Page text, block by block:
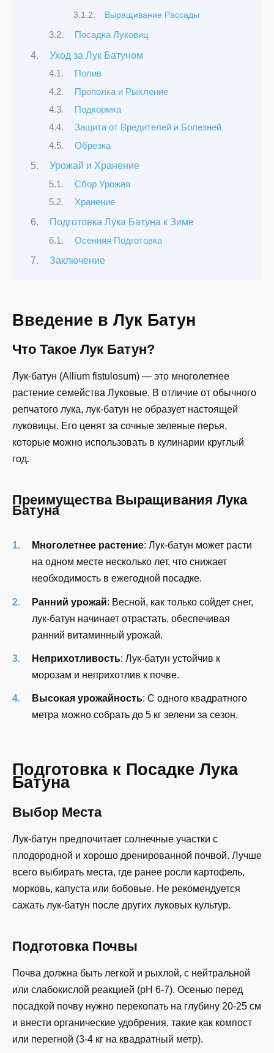
Выращивание Рассады
Посадка Луковиц
Уход за Лук Батуном
Полив
Прополка и Рыхление
Подкормка
Защита от Вредителей и Болезней
Обрезка
Урожай и Хранение
Сбор Урожая
Хранение
Подготовка Лука Батуна к Зиме
Осенняя Подготовка
Заключение
Введение в Лук Батун
Что Такое Лук Батун?
Лук-батун (Allium fistulosum) — это многолетнее
растение семейства Луковые. В отличие от обычного
репчатого лука, лук-батун не образует настоящей
луковицы. Его ценят за сочные зеленые перья,
которые можно использовать в кулинарии круглый
год.
Преимущества Выращивания Лука
Батуна
Многолетнее растение: Лук-батун может расти
на одном месте несколько лет, что снижает
необходимость в ежегодной посадке.
Ранний урожай: Весной, как только сойдет снег,
лук-батун начинает отрастать, обеспечивая
ранний витаминный урожай.
Неприхотливость: Лук-батун устойчив к
морозам и неприхотлив к почве.
Высокая урожайность: С одного квадратного
метра можно собрать до 5 кг зелени за сезон.
Подготовка к Посадке Лука
Батуна
Выбор Места
Лук-батун предпочитает солнечные участки с
плодородной и хорошо дренированной почвой. Лучше
всего выбирать места, где ранее росли картофель,
морковь, капуста или бобовые. Не рекомендуется
сажать лук-батун после других луковых культур.
Подготовка Почвы
Почва должна быть легкой и рыхлой, с нейтральной
или слабокислой реакцией (pH 6-7). Осенью перед
посадкой почву нужно перекопать на глубину 20-25 см
и внести органические удобрения, такие как компост
или перегной (3-4 кг на квадратный метр).